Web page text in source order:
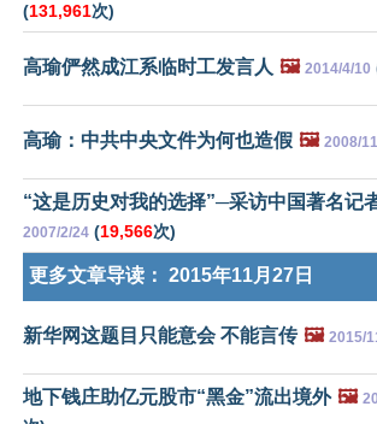
(131,961次)
高瑜俨然成江系临时工发言人 🖼️ 2014/4/10
高瑜：中共中央文件为何也造假 🖼️ 2008/
“这是历史对我的选择”─采访中国著名记
2007/2/24 (19,566次)
更多文章导读： 2015年11月27日
新华网这题目只能意会 不能言传 🖼️ 2015/
地下钱庄助亿元股市“黑金”流出境外 🖼️